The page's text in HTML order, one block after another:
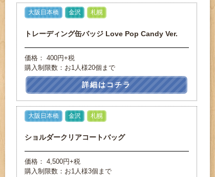
大阪日本橋 金沢 札幌
トレーディング缶バッジ Love Pop Candy Ver.
価格： 400円+税
購入制限数：お1人様20個まで
詳細はコチラ
大阪日本橋 金沢 札幌
ショルダークリアコートバッグ
価格： 4,500円+税
購入制限数：お1人様3個まで